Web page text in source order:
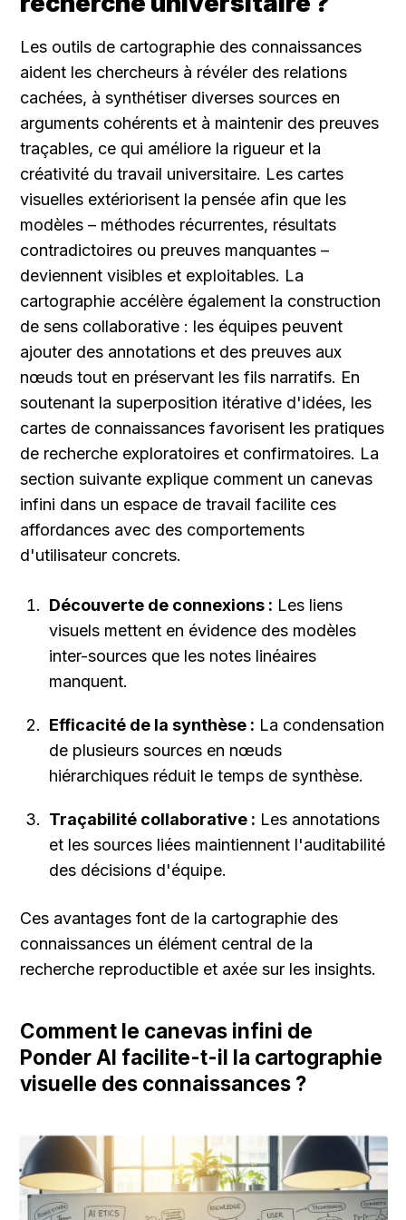
Les outils de cartographie des connaissances
aident les chercheurs à révéler des relations
cachées, à synthétiser diverses sources en
arguments cohérents et à maintenir des preuves
traçables, ce qui améliore la rigueur et la
créativité du travail universitaire. Les cartes
visuelles extériorisent la pensée afin que les
modèles – méthodes récurrentes, résultats
contradictoires ou preuves manquantes –
deviennent visibles et exploitables. La
cartographie accélère également la construction
de sens collaborative : les équipes peuvent
ajouter des annotations et des preuves aux
nœuds tout en préservant les fils narratifs. En
soutenant la superposition itérative d'idées, les
cartes de connaissances favorisent les pratiques
de recherche exploratoires et confirmatoires. La
section suivante explique comment un canevas
infini dans un espace de travail facilite ces
affordances avec des comportements
d'utilisateur concrets.
Découverte de connexions : Les liens
visuels mettent en évidence des modèles
inter-sources que les notes linéaires
manquent.
Efficacité de la synthèse : La condensation
de plusieurs sources en nœuds
hiérarchiques réduit le temps de synthèse.
Traçabilité collaborative : Les annotations
et les sources liées maintiennent l'auditabilité
des décisions d'équipe.
Ces avantages font de la cartographie des
connaissances un élément central de la
recherche reproductible et axée sur les insights.
Comment le canevas infini de
Ponder AI facilite-t-il la cartographie
visuelle des connaissances ?